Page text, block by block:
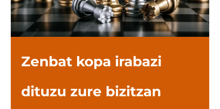
Zenbat kopa irabazi
dituzu zure bizitzan